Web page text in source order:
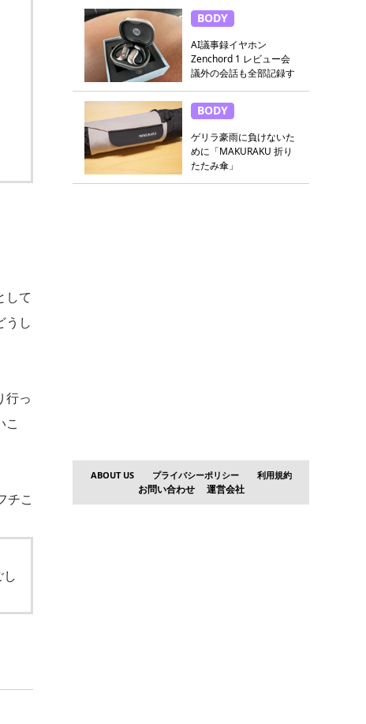
して
うし
行っ
こ
チこ
BODY
AI議事録イヤホン
Zenchord 1 レビュー会
議外の会話も全部記録す
BODY
ゲリラ豪雨に負けないた
めに「MAKURAKU 折り
たたみ傘」
ABOUT US プライバシーポリシー 利用規約
お問い合わせ 運営会社